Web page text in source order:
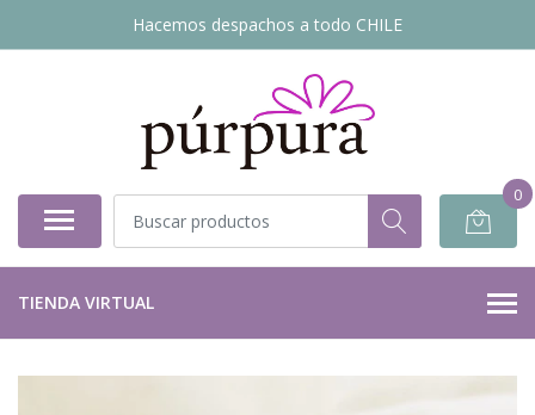
Hacemos despachos a todo CHILE
0
TIENDA VIRTUAL